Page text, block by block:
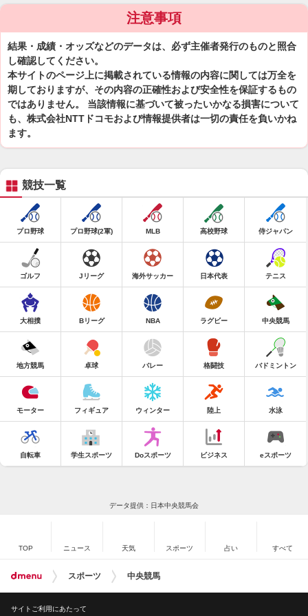
注意事項
結果・成績・オッズなどのデータは、必ず主催者発行のものと照合
し確認してください。
本サイトのページ上に掲載されている情報の内容に関しては万全を
期しておりますが、その内容の正確性および安全性を保証するもの
ではありません。 当該情報に基づいて被ったいかなる損害について
も、株式会社NTTドコモおよび情報提供者は一切の責任を負いかね
ます。
競技一覧
プロ野球 プロ野球(2軍) MLB 高校野球 侍ジャパン
ゴルフ Jリーグ 海外サッカー 日本代表 テニス
大相撲 Bリーグ NBA ラグビー 中央競馬
地方競馬 卓球 バレー 格闘技 バドミントン
モーター フィギュア ウィンター 陸上 水泳
自転車 学生スポーツ Doスポーツ ビジネス eスポーツ
データ提供：日本中央競馬会
TOP ニュース 天気 スポーツ 占い すべて
スポーツ 中央競馬
サイトご利用にあたって